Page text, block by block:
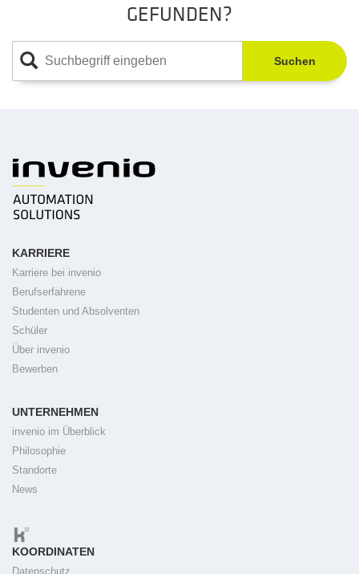
GEFUNDEN?
Suchen
KARRIERE
Karriere bei invenio
Berufserfahrene
Studenten und Absolventen
Schüler
Über invenio
Bewerben
UNTERNEHMEN
invenio im Überblick
Philosophie
Standorte
News
KOORDINATEN
Datenschutz